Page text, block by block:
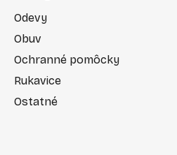
Odevy
Obuv
Ochranné pomôcky
Rukavice
Ostatné